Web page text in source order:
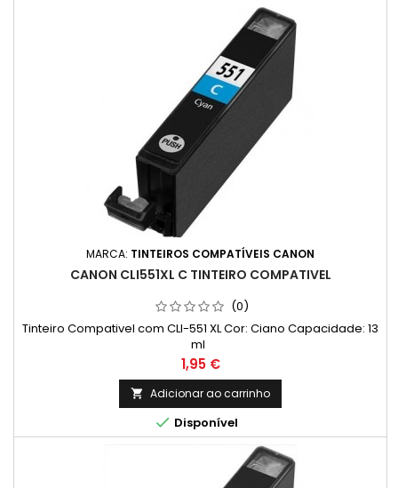
MARCA: TINTEIROS COMPATÍVEIS CANON
CANON CLI551XL C TINTEIRO COMPATIVEL
(0)
Tinteiro Compativel com CLI-551 XL Cor: Ciano Capacidade: 13
ml
Preço
1,95 €
 Adicionar ao carrinho
 Disponível